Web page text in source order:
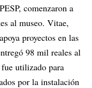
comenzaron a
al museo. Vitae,
proyectos en las
98 mil reales al
utilizado para
por la instalación